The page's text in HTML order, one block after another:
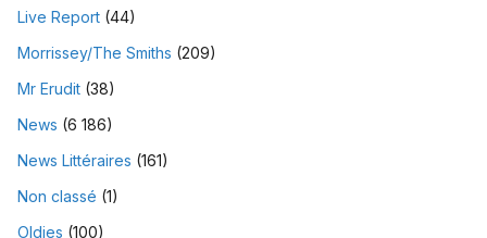
Live Report (44)
Morrissey/The Smiths (209)
Mr Erudit (38)
News (6 186)
News Littéraires (161)
Non classé (1)
Oldies (100)